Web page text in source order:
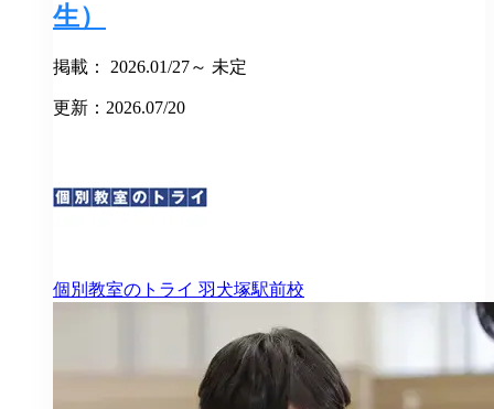
生）
掲載： 2026.01/27～ 未定
更新：2026.07/20
個別教室のトライ 羽犬塚駅前校